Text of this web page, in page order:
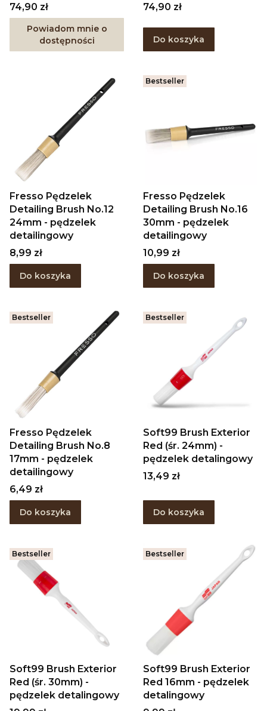
Cena
74,90 zł
Powiadom mnie o
dostępności
Cena
74,90 zł
Do koszyka
Fresso Pędzelek
Detailing Brush No.12
24mm - pędzelek
detailingowy
Cena
8,99 zł
Do koszyka
Bestseller
Fresso Pędzelek
Detailing Brush No.16
30mm - pędzelek
detailingowy
Cena
10,99 zł
Do koszyka
Bestseller
Fresso Pędzelek
Detailing Brush No.8
17mm - pędzelek
detailingowy
Cena
6,49 zł
Do koszyka
Bestseller
Soft99 Brush Exterior
Red (śr. 24mm) -
pędzelek detalingowy
Cena
13,49 zł
Do koszyka
Bestseller
Soft99 Brush Exterior
Red (śr. 30mm) -
pędzelek detalingowy
Bestseller
Soft99 Brush Exterior
Red 16mm - pędzelek
detalingowy